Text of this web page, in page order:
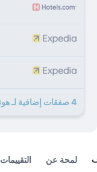
4 صفقات إضافية لـ هوتل فورستيريا فولتيرا
لمحة عن التقييمات